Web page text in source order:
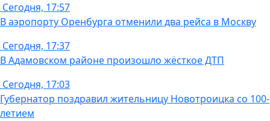
Сегодня, 17:57
В аэропорту Оренбурга отменили два рейса в Москву
Сегодня, 17:37
В Адамовском районе произошло жёсткое ДТП
Сегодня, 17:03
Губернатор поздравил жительницу Новотроицка со 100-
летием